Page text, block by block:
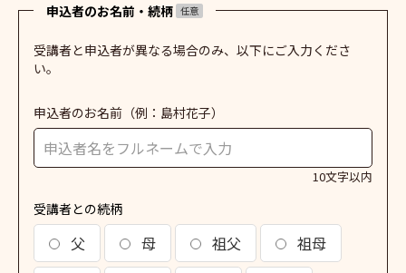
申込者のお名前・続柄 任意
受講者と申込者が異なる場合のみ、以下にご入力くださ
い。
申込者のお名前 （例：島村花子）
10文字以内
受講者との続柄
父 母 祖父
祖母